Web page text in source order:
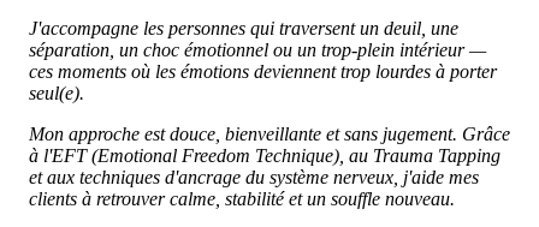
J'accompagne les personnes qui traversent un deuil, une
séparation, un choc émotionnel ou un trop-plein intérieur —
ces moments où les émotions deviennent trop lourdes à porter
seul(e).
Mon approche est douce, bienveillante et sans jugement. Grâce
à l'EFT (Emotional Freedom Technique), au Trauma Tapping
et aux techniques d'ancrage du système nerveux, j'aide mes
clients à retrouver calme, stabilité et un souffle nouveau.